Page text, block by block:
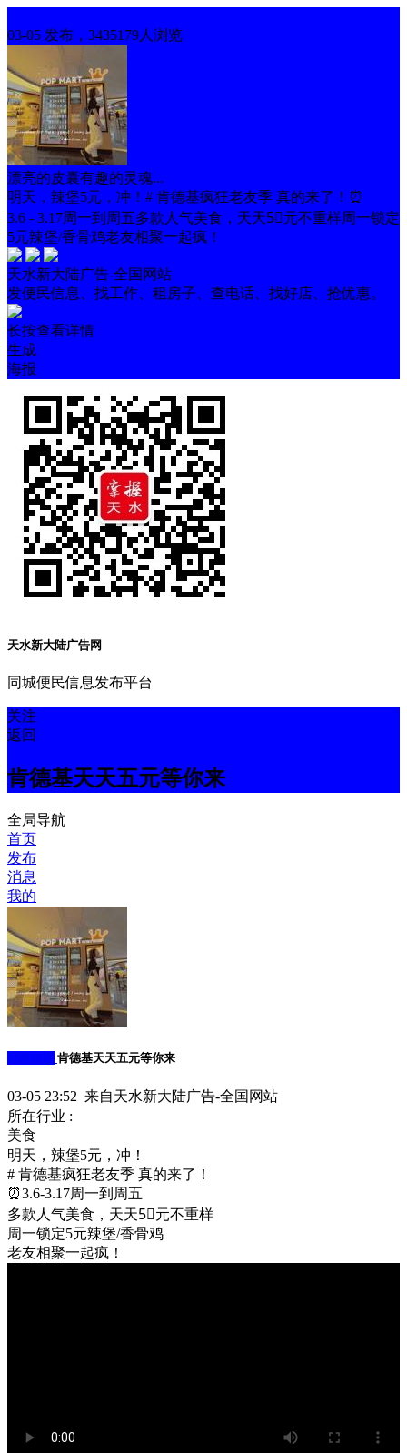
03-05 发布，3435179人浏览
漂亮的皮囊有趣的灵魂...
明天，辣堡5元，冲！# 肯德基疯狂老友季 真的来了！⏰
3.6 - 3.17周一到周五多款人气美食，天天5⃣️元不重样周一锁定
5元辣堡/香骨鸡老友相聚一起疯！
天水新大陆广告-全国网站
发便民信息、找工作、租房子、查电话、找好店、抢优惠。
长按查看详情
生成
海报
天水新大陆广告网
同城便民信息发布平台
关注
返回
肯德基天天五元等你来
全局导航
首页
发布
消息
我的
肯德基天天五元等你来
03-05 23:52 来自天水新大陆广告-全国网站
所在行业 :
美食
明天，辣堡5元，冲！
# 肯德基疯狂老友季 真的来了！
⏰3.6-3.17周一到周五
多款人气美食，天天5⃣️元不重样
周一锁定5元辣堡/香骨鸡
老友相聚一起疯！